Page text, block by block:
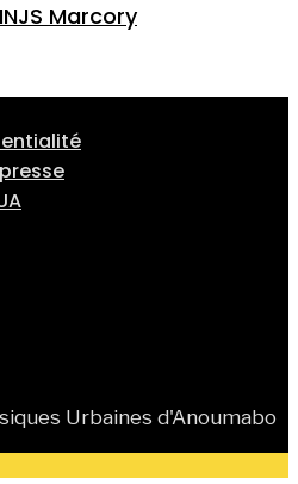
Marcory
Urbaines d'Anoumabo